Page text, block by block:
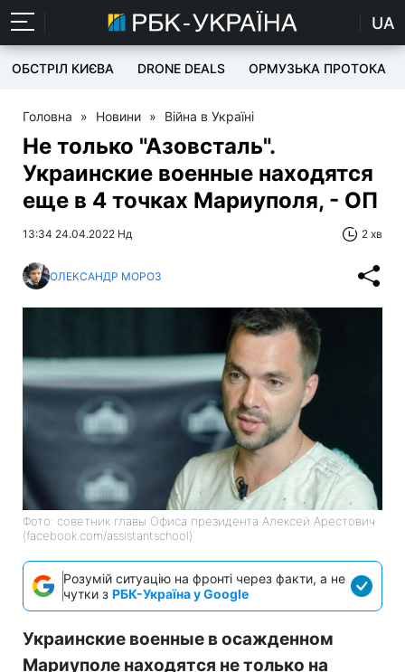
UA
ОБСТРІЛ КИЄВА DRONE DEALS ОРМУЗЬКА ПРОТОКА
Головна » Новини » Війна в Україні
Не только "Азовсталь".
Украинские военные находятся
еще в 4 точках Мариуполя, - ОП
13:34 24.04.2022 Нд 2 хв
ОЛЕКСАНДР МОРОЗ
Фото: советник главы Офиса президента Алексей Арестович
(facebook.com/assistantschool)
Розумій ситуацію на фронті через факти, а не
чутки з РБК-Україна у Google
Украинские военные в осажденном
Мариуполе находятся не только на